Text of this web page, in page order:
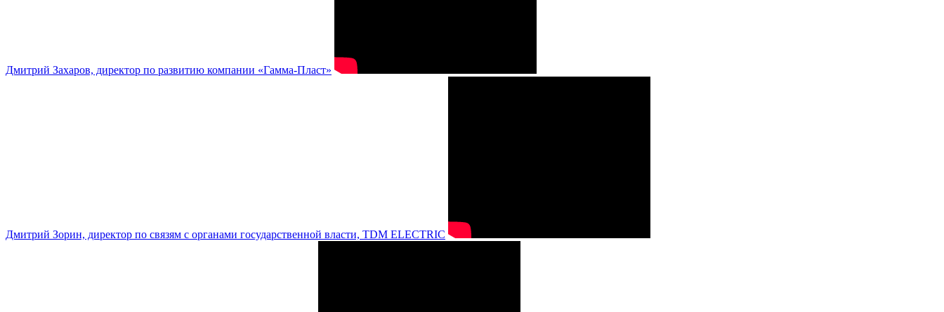
Дмитрий Захаров, директор по развитию компании «Гамма-Пласт»
Дмитрий Зорин, директор по связям с органами государственной власти, TDM ELECTRIC